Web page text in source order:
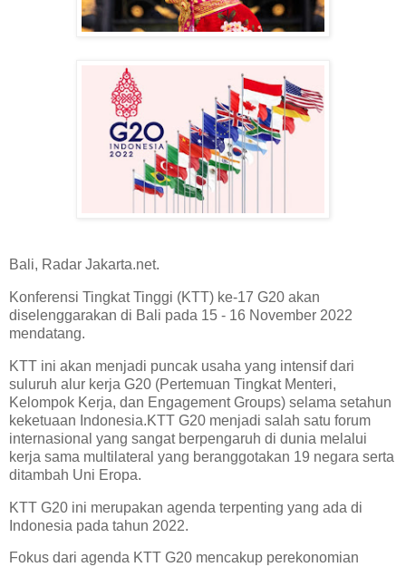
Bali, Radar Jakarta.net.
Konferensi Tingkat Tinggi (KTT) ke-17 G20 akan
diselenggarakan di Bali pada 15 - 16 November 2022
mendatang.
KTT ini akan menjadi puncak usaha yang intensif dari
suluruh alur kerja G20 (Pertemuan Tingkat Menteri,
Kelompok Kerja, dan Engagement Groups) selama setahun
keketuaan Indonesia.KTT G20 menjadi salah satu forum
internasional yang sangat berpengaruh di dunia melalui
kerja sama multilateral yang beranggotakan 19 negara serta
ditambah Uni Eropa.
KTT G20 ini merupakan agenda terpenting yang ada di
Indonesia pada tahun 2022.
Fokus dari agenda KTT G20 mencakup perekonomian